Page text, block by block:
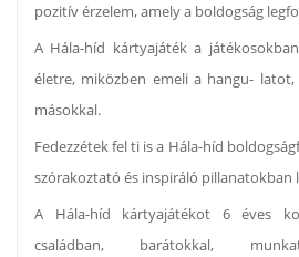
pozitív érzelem, amely a boldogság
A Hála-híd kártyajáték a
életre, miközben emeli a hangu-
másokkal.
Fedezzétek fel ti is a Hála-híd
szórakoztató és inspiráló pillanatokban
A Hála-híd kártyajátékot 6 éves
családban, barátokkal,